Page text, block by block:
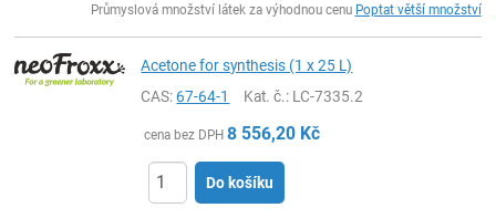
Průmyslová množství látek za výhodnou cenu Poptat větší množství
Acetone for synthesis (1 x 25 L)
CAS:67-64-1 Kat. č.: LC-7335.2
cena bez DPH 8 556,20 Kč
Do košíku